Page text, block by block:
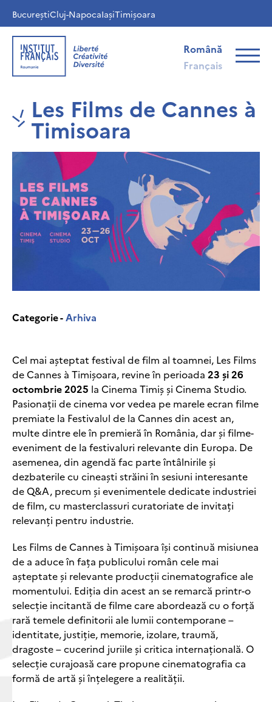
BucureștiCluj-NapocaIașiTimișoara
Română
Français
Les Films de Cannes à
Timisoara
Categorie -Arhiva
Cel mai așteptat festival de film al toamnei, Les Films
de Cannes à Timișoara, revine în perioada 23 și 26
octombrie 2025 la Cinema Timiș și Cinema Studio.
Pasionații de cinema vor vedea pe marele ecran filme
premiate la Festivalul de la Cannes din acest an,
multe dintre ele în premieră în România, dar și filme-
eveniment de la festivaluri relevante din Europa. De
asemenea, din agendă fac parte întâlnirile și
dezbaterile cu cineaști străini în sesiuni interesante
de Q&A, precum și evenimentele dedicate industriei
de film, cu masterclassuri curatoriate de invitați
relevanți pentru industrie.
Les Films de Cannes à Timișoara își continuă misiunea
de a aduce în fața publicului român cele mai
așteptate și relevante producții cinematografice ale
momentului. Ediția din acest an se remarcă printr-o
selecție incitantă de filme care abordează cu o forță
rară temele definitorii ale lumii contemporane –
identitate, justiție, memorie, izolare, traumă,
dragoste – cucerind juriile și critica internațională. O
selecție curajoasă care propune cinematografia ca
formă de artă și înțelegere a realității.